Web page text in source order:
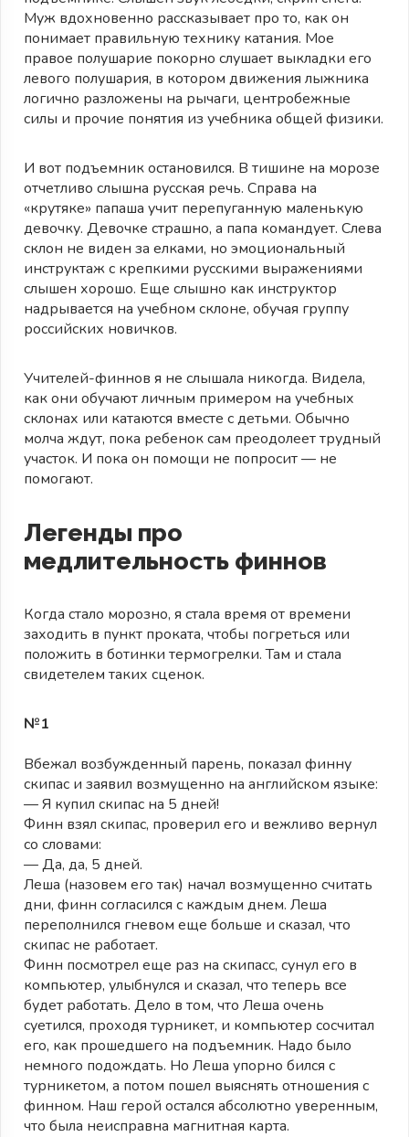
Муж вдохновенно рассказывает про то, как он
понимает правильную технику катания. Мое
правое полушарие покорно слушает выкладки его
левого полушария, в котором движения лыжника
логично разложены на рычаги, центробежные
силы и прочие понятия из учебника общей физики.
И вот подъемник остановился. В тишине на морозе
отчетливо слышна русская речь. Справа на
«крутяке» папаша учит перепуганную маленькую
девочку. Девочке страшно, а папа командует. Слева
склон не виден за елками, но эмоциональный
инструктаж с крепкими русскими выражениями
слышен хорошо. Еще слышно как инструктор
надрывается на учебном склоне, обучая группу
российских новичков.
Учителей-финнов я не слышала никогда. Видела,
как они обучают личным примером на учебных
склонах или катаются вместе с детьми. Обычно
молча ждут, пока ребенок сам преодолеет трудный
участок. И пока он помощи не попросит — не
помогают.
Легенды про
медлительность финнов
Когда стало морозно, я стала время от времени
заходить в пункт проката, чтобы погреться или
положить в ботинки термогрелки. Там и стала
свидетелем таких сценок.
№1
Вбежал возбужденный парень, показал финну
скипас и заявил возмущенно на английском языке:
— Я купил скипас на 5 дней!
Финн взял скипас, проверил его и вежливо вернул
со словами:
— Да, да, 5 дней.
Леша (назовем его так) начал возмущенно считать
дни, финн согласился с каждым днем. Леша
переполнился гневом еще больше и сказал, что
скипас не работает.
Финн посмотрел еще раз на скипасс, сунул его в
компьютер, улыбнулся и сказал, что теперь все
будет работать. Дело в том, что Леша очень
суетился, проходя турникет, и компьютер сосчитал
его, как прошедшего на подъемник. Надо было
немного подождать. Но Леша упорно бился с
турникетом, а потом пошел выяснять отношения с
финном. Наш герой остался абсолютно уверенным,
что была неисправна магнитная карта.